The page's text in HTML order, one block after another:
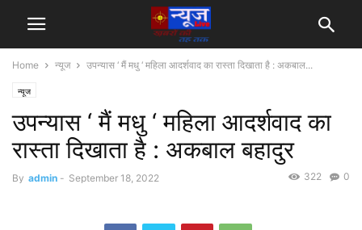
Home न्यूज उपन्यास ‘ मैं मधु ‘ महिला आदर्शवाद का रास्ता दिखाता है : अकबाल...
न्यूज
उपन्यास ‘ मैं मधु ‘ महिला आदर्शवाद का
रास्ता दिखाता है : अकबाल बहादुर
By admin - September 18, 2022 0
322